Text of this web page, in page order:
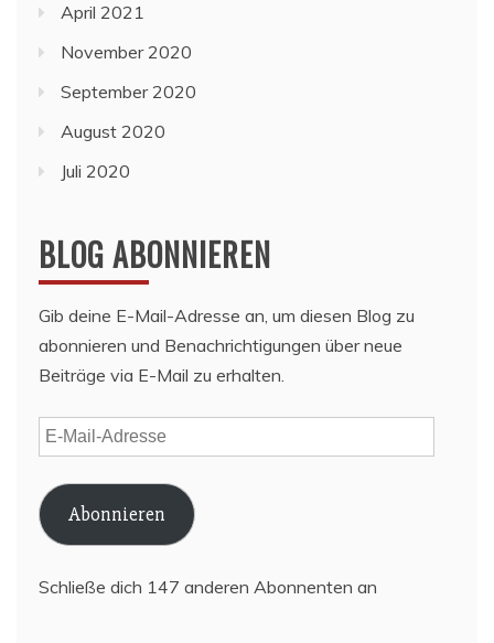
April 2021
November 2020
September 2020
August 2020
Juli 2020
BLOG ABONNIEREN
Gib deine E-Mail-Adresse an, um diesen Blog zu
abonnieren und Benachrichtigungen über neue
Beiträge via E-Mail zu erhalten.
E-
Mail-
Adresse
Abonnieren
Schließe dich 147 anderen Abonnenten an